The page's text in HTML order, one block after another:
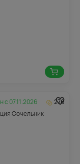
с 07.11.2026
276
Сочельник